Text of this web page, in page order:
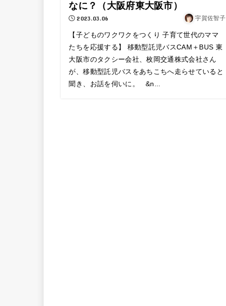
なに？（大阪府東大阪市）
2023.03.06 宇賀佐智子
【子どものワクワクをつくり 子育て世代のママ
たちを応援する】 移動型託児バスCAM＋BUS 東
大阪市のタクシー会社、枚岡交通株式会社さん
が、移動型託児バスをあちこちへ走らせていると
聞き、お話を伺いに。 &n...